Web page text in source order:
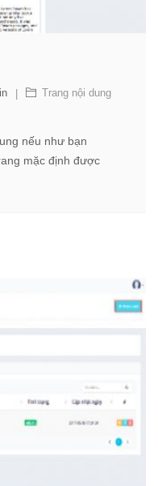
Trang nội dung
nếu như bạn
mặc định được